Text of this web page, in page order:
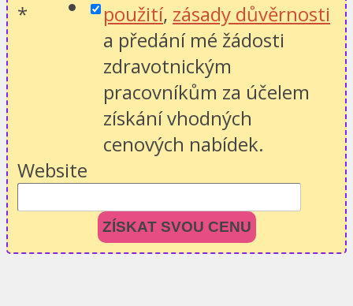
*
použití, zásady důvěrnosti
a předání mé žádosti
zdravotnickým
pracovníkům za účelem
získání vhodných
cenových nabídek.
Website
ZÍSKAT SVOU CENU